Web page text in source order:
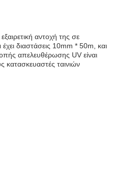
αντοχή της σε
διαστάσεις 10mm * 50m, και
απελευθέρωσης UV είναι
κατασκευαστές ταινιών